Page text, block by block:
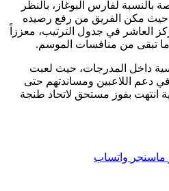
بالنسبة لفارس البوغاز، بالنظر
حيث مكن الفريق من رفع رصيده
المركز العاشر في جدول الترتيب، معززاً
تبقى من منافسات الموسم.
داخل المدرجات، حيث لعبت
في دعم اللاعبين ومساندتهم حتى
انتهت بفوز مستحق لاتحاد طنجة
ماسنجر واتساب